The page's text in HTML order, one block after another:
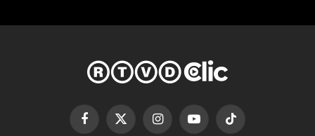
Facebook
X
InstagramYouTubeTikTok